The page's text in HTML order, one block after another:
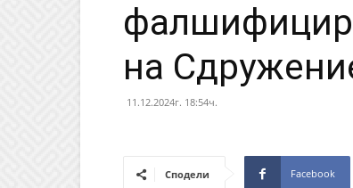
на
11.12.2024г. 18:54ч.
Сподели Facebook